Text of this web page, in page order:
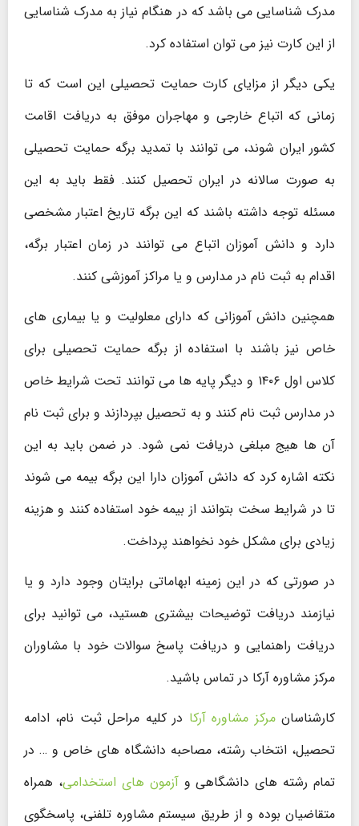
مدرک شناسایی می باشد که در هنگام نیاز به مدرک شناسایی
از این کارت نیز می ‌توان استفاده کرد.
یکی دیگر از مزایای کارت حمایت تحصیلی این است که تا
زمانی ‌که اتباع خارجی و مهاجران موفق به دریافت اقامت
کشور ایران شوند، می ‌توانند با تمدید برگه حمایت تحصیلی
به صورت سالانه در ایران تحصیل کنند. فقط باید به این
مسئله توجه داشته باشند که این برگه تاریخ اعتبار مشخصی
دارد و دانش آموزان اتباع می توانند در زمان اعتبار برگه،
اقدام به ثبت نام در مدارس و یا مراکز آموزشی کنند.
همچنین دانش ‌آموزانی که دارای معلولیت و یا بیماری ‌های
خاص نیز باشند با استفاده از برگه حمایت تحصیلی برای
کلاس اول ۱۴۰۶ و دیگر پایه ها می ‌توانند تحت شرایط خاص
در مدارس ثبت ‌نام کنند و به تحصیل بپردازند و برای ثبت نام
آن ها هیج مبلغی دریافت نمی شود. در ضمن باید به این
نکته اشاره کرد که دانش آموزان دارا این برگه بیمه می شوند
تا در شرایط سخت بتوانند از بیمه خود استفاده کنند و هزینه
زیادی برای مشکل خود نخواهند پرداخت.
در صورتی که در این زمینه ابهاماتی برایتان وجود دارد و یا
نیازمند دریافت توضیحات بیشتری هستید، می توانید برای
دریافت راهنمایی و دریافت پاسخ سوالات خود با مشاوران
مرکز مشاوره آرکا در تماس باشید.
کارشناسانمرکز مشاوره آرکا در کلیه مراحل ثبت نام، ادامه
تحصیل، انتخاب رشته، مصاحبه دانشگاه های خاص و … در
تمام رشته های دانشگاهی وآزمون های استخدامی، همراه
متقاضیان بوده و از طریق سیستم مشاوره تلفنی، پاسخگوی